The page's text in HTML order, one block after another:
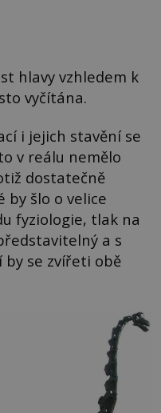
hlavy vzhledem k
vyčítána.
i jejich stavění se
v reálu nemělo
dostatečně
by šlo o velice
fyziologie, tlak na
a s
se zvířeti obě